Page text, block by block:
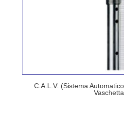
C.A.L.V. (Sistema
Vaschetta